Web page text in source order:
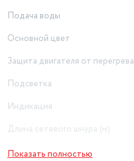
Подача воды
Основной цвет
Защита двигателя от перегрева
Подсветка
Индикация
Длина сетевого шнура (м)
Материал корпуса
Показать полностью